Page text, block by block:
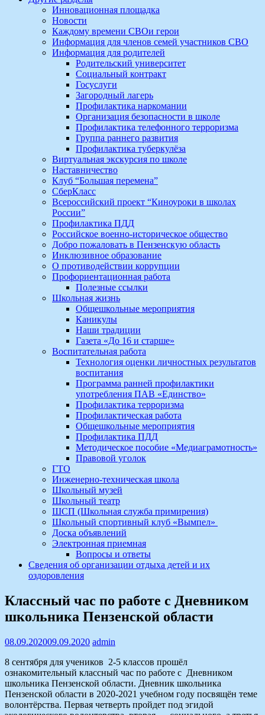
Инновационная площадка
Новости
Каждому времени СВОи герои
Информация для членов семей участников СВО
Информация для родителей
Родительский университет
Социальный контракт
Госуслуги
Загородный лагерь
Профилактика наркомании
Организация безопасности в школе
Профилактика телефонного терроризма
Группа раннего развития
Профилактика туберкулёза
Виртуальная экскурсия по школе
Наставничество
Клуб “Большая перемена”
СберКласс
Всероссийский проект “Киноуроки в школах
России”
Профилактика ПДД
Российское военно-историческое общество
Добро пожаловать в Пензенскую область
Инклюзивное образование
О противодействии коррупции
Профориентационная работа
Полезные ссылки
Школьная жизнь
Общешкольные мероприятия
Каникулы
Наши традиции
Газета «До 16 и старше»
Воспитательная работа
Технология оценки личностных результатов
воспитания
Программа ранней профилактики
употребления ПАВ «Единство»
Профилактика терроризма
Профилактическая работа
Общешкольные мероприятия
Профилактика ПДД
Методическое пособие «Медиаграмотность»
Правовой уголок
ГТО
Инженерно-техническая школа
Школьный музей
Школьный театр
ШСП (Школьная служба примирения)
Школьный спортивный клуб «Вымпел»
Доска объявлений
Электронная приемная
Вопросы и ответы
Сведения об организации отдыха детей и их
оздоровления
Классный час по работе с Дневником
школьника Пензенской области
08.09.202009.09.2020 admin
8 сентября для учеников 2-5 классов прошёл
ознакомительный классный час по работе с Дневником
школьника Пензенской области. Дневник школьника
Пензенской области в 2020-2021 учебном году посвящён теме
волонтёрства. Первая четверть пройдет под эгидой